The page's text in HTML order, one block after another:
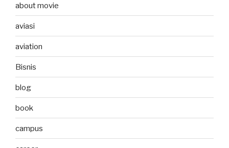
about movie
aviasi
aviation
Bisnis
blog
book
campus